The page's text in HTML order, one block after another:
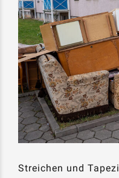
Streichen und